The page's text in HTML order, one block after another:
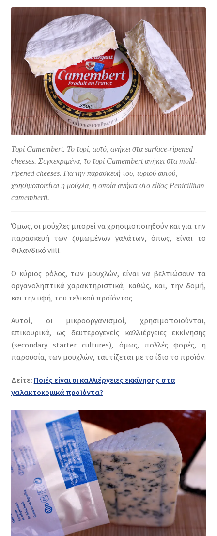
Τυρί Camembert. Το τυρί, αυτό, ανήκει στα surface-ripened
cheeses. Συγκεκριμένα, το τυρί Camembert ανήκει στα mold-
ripened cheeses. Για την παρασκευή του, τυριού αυτού,
χρησιμοποιείται η μούχλα, η οποία ανήκει στο είδος Penicillium
camemberti.
Όμως, οι μούχλες μπορεί να χρησιμοποιηθούν και για την
παρασκευή των ζυμωμένων γαλάτων, όπως, είναι το
Φιλανδικό viili.
Ο κύριος ρόλος, των μουχλών, είναι να βελτιώσουν τα
οργανοληπτικά χαρακτηριστικά, καθώς, και, την δομή,
και την υφή, του τελικού προϊόντος.
Αυτοί, οι μικροοργανισμοί, χρησιμοποιούνται,
επικουρικά, ως δευτερογενείς καλλιέργειες εκκίνησης
(secondary starter cultures), όμως, πολλές φορές, η
παρουσία, των μουχλών, ταυτίζεται με το ίδιο το προϊόν.
Δείτε: Ποιές είναι οι καλλιέργειες εκκίνησης στα
γαλακτοκομικά προϊόντα?